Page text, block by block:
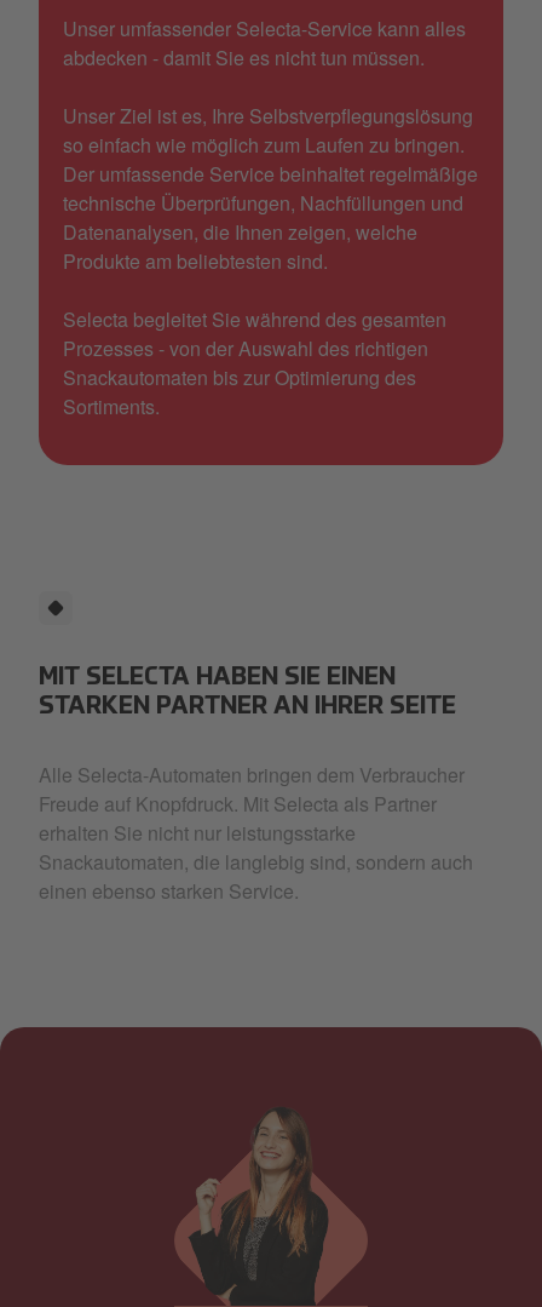
Unser umfassender Selecta-Service kann alles
abdecken - damit Sie es nicht tun müssen.
Unser Ziel ist es, Ihre Selbstverpflegungslösung
so einfach wie möglich zum Laufen zu bringen.
Der umfassende Service beinhaltet regelmäßige
technische Überprüfungen, Nachfüllungen und
Datenanalysen, die Ihnen zeigen, welche
Produkte am beliebtesten sind.
Selecta begleitet Sie während des gesamten
Prozesses - von der Auswahl des richtigen
Snackautomaten bis zur Optimierung des
Sortiments.
MIT SELECTA HABEN SIE EINEN
STARKEN PARTNER AN IHRER SEITE
Alle Selecta-Automaten bringen dem Verbraucher
Freude auf Knopfdruck. Mit Selecta als Partner
erhalten Sie nicht nur leistungsstarke
Snackautomaten, die langlebig sind, sondern auch
einen ebenso starken Service.